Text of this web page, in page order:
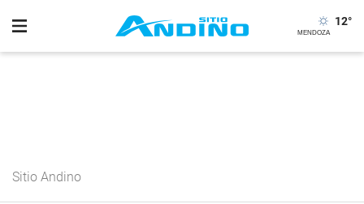
12°
Sitio Andino